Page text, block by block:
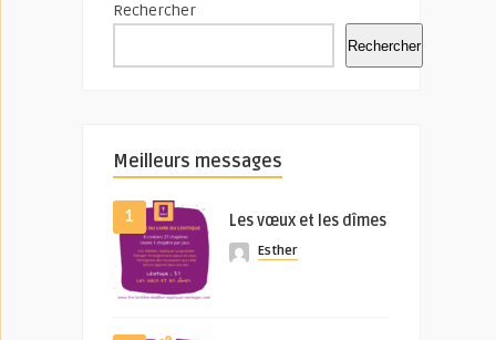
Rechercher
Rechercher
Meilleurs messages
1 Les vœux et les dîmes
Esther